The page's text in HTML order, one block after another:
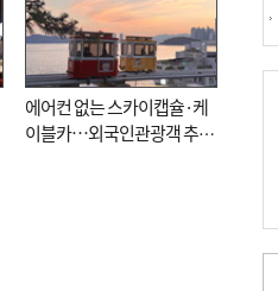
에어컨 없는 스카이캡슐·케
이블카…외국인관광객 추억